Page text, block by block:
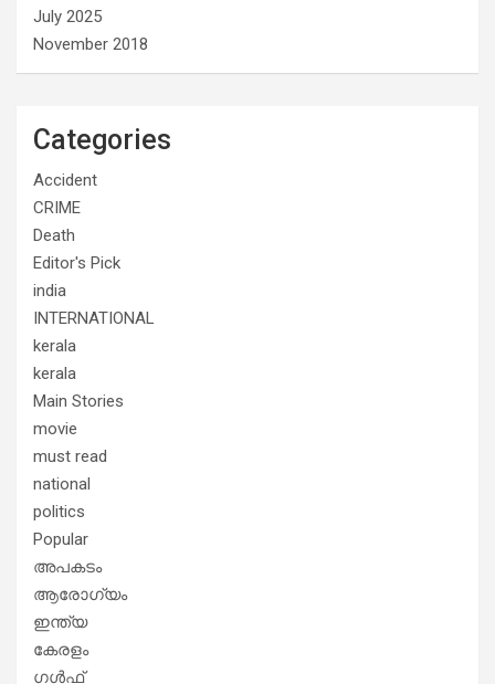
July 2025
November 2018
Categories
Accident
CRIME
Death
Editor's Pick
india
INTERNATIONAL
kerala
kerala
Main Stories
movie
must read
national
politics
Popular
അപകടം
ആരോഗ്യം
ഇന്ത്യ
കേരളം
ഗൾഫ്